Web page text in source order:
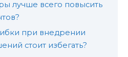
лучше всего повысить
при внедрении
стоит избегать?